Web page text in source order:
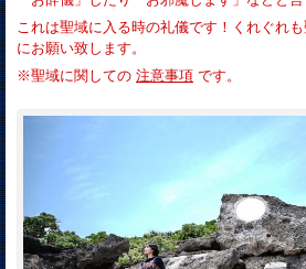
これは聖域に入る時の礼儀です！くれぐれ
にお願い致します。
※聖域に関しての 注意事項 です。